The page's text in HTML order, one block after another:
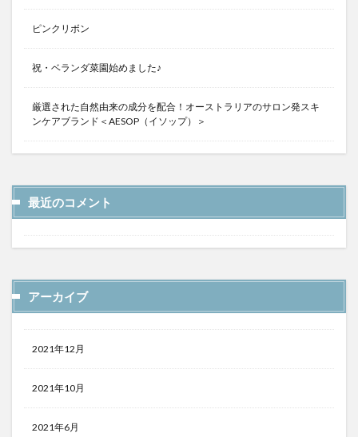
ピンクリボン
祝・ベランダ菜園始めました♪
厳選された自然由来の成分を配合！オーストラリアのサロン発スキ
ンケアブランド＜AESOP（イソップ）＞
最近のコメント
アーカイブ
2021年12月
2021年10月
2021年6月